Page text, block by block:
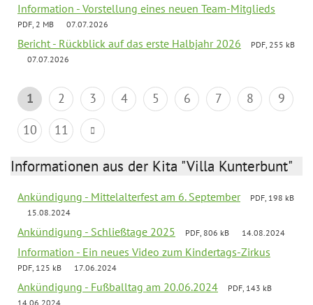
Information - Vorstellung eines neuen Team-Mitglieds
PDF, 2 MB 07.07.2026
Bericht - Rückblick auf das erste Halbjahr 2026
PDF, 255 kB
07.07.2026
1 2 3 4 5 6 7 8
9
10
11
Informationen aus der Kita "Villa Kunterbunt"
Ankündigung - Mittelalterfest am 6. September
PDF, 198 kB
15.08.2024
Ankündigung - Schließtage 2025 PDF, 806 kB 14.08.2024
Information - Ein neues Video zum Kindertags-Zirkus
PDF, 125 kB 17.06.2024
Ankündigung - Fußballtag am 20.06.2024
PDF, 143 kB
14.06.2024